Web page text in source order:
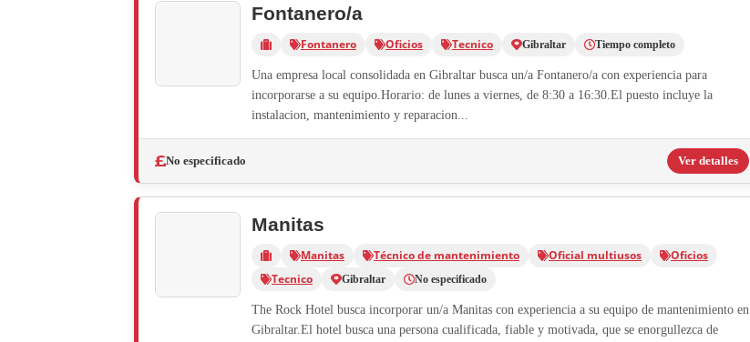
Fontanero/a
Fontanero Oficios Tecnico Gibraltar Tiempo completo
Una empresa local consolidada en Gibraltar busca un/a Fontanero/a con experiencia para
incorporarse a su equipo.Horario: de lunes a viernes, de 8:30 a 16:30.El puesto incluye la
instalacion, mantenimiento y reparacion...
No especificado Ver detalles
Manitas
Manitas Técnico de mantenimiento Oficial multiusos
Oficios
Tecnico
Gibraltar No especificado
The Rock Hotel busca incorporar un/a Manitas con experiencia a su equipo de mantenimiento en
Gibraltar.El hotel busca una persona cualificada, fiable y motivada, que se enorgullezca de